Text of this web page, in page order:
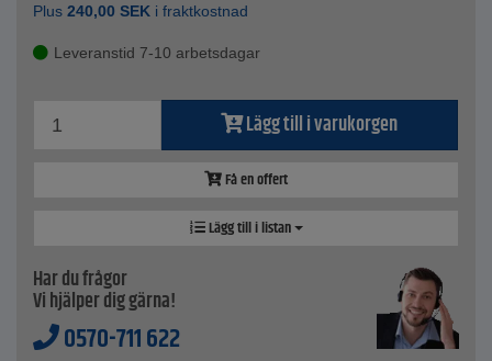
Plus 240,00 SEK i fraktkostnad
Leveranstid 7-10 arbetsdagar
Lägg till i varukorgen
Få en offert
Lägg till i listan
Har du frågor
Vi hjälper dig gärna!
0570-711 622